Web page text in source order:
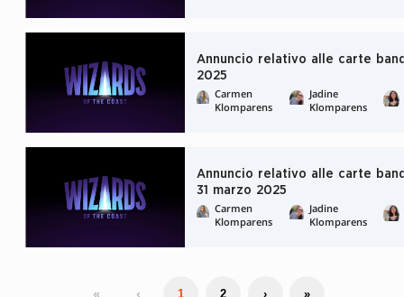
Annuncio relativo alle carte
2025
Carmen
Klomparens
Jadine
Klomparens
Annuncio relativo alle carte
31 marzo 2025
Carmen
Klomparens
Jadine
Klomparens
« ‹ 1 2 › »